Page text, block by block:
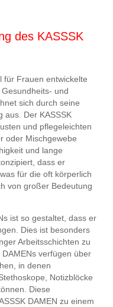
des KASSSK
für Frauen entwickelte
und
sich durch seine
aus. Der KASSSK
und pflegeleichten
oder Mischgewebe
und lange
dass er
für die oft körperlich
von großer Bedeutung
ist so gestaltet, dass er
Dies ist besonders
Arbeitsschichten zu
verfügen über
in denen
Notizblöcke
Diese
DAMEN zu einem